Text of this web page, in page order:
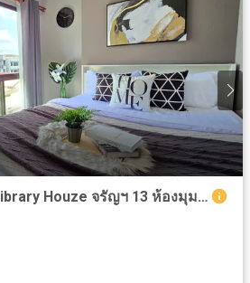
SF127 ขาย คอนโด Library Houze จรัญฯ 13 ห้องมุม แบบห้องนี้ มีแค่ 1 ห้อง ต่อ 1 ชั้น